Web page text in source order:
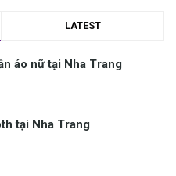
LATEST
áo nữ tại Nha Trang
tại Nha Trang